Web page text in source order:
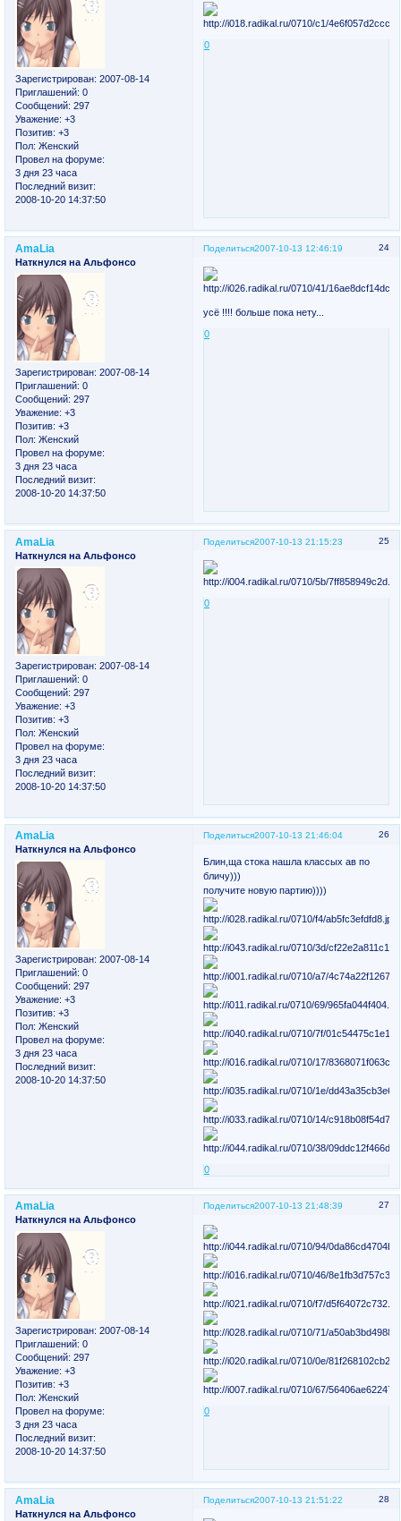
Зарегистрирован: 2007-08-14
Приглашений: 0
Сообщений: 297
Уважение: +3
Позитив: +3
Пол: Женский
Провел на форуме:
3 дня 23 часа
Последний визит:
2008-10-20 14:37:50
0
Поделиться 24
2007-10-13 12:46:19
AmaLia
Наткнулся на Альфонсо
Зарегистрирован: 2007-08-14
Приглашений: 0
Сообщений: 297
Уважение: +3
Позитив: +3
Пол: Женский
Провел на форуме:
3 дня 23 часа
Последний визит:
2008-10-20 14:37:50
усё !!!! больше пока нету...
0
Поделиться 25
2007-10-13 21:15:23
AmaLia
Наткнулся на Альфонсо
Зарегистрирован: 2007-08-14
Приглашений: 0
Сообщений: 297
Уважение: +3
Позитив: +3
Пол: Женский
Провел на форуме:
3 дня 23 часа
Последний визит:
2008-10-20 14:37:50
0
Поделиться 26
2007-10-13 21:46:04
AmaLia
Наткнулся на Альфонсо
Зарегистрирован: 2007-08-14
Приглашений: 0
Сообщений: 297
Уважение: +3
Позитив: +3
Пол: Женский
Провел на форуме:
3 дня 23 часа
Последний визит:
2008-10-20 14:37:50
Блин,ща стока нашла классых ав по
бличу)))
получите новую партию))))
0
Поделиться 27
2007-10-13 21:48:39
AmaLia
Наткнулся на Альфонсо
Зарегистрирован: 2007-08-14
Приглашений: 0
Сообщений: 297
Уважение: +3
Позитив: +3
Пол: Женский
Провел на форуме:
3 дня 23 часа
Последний визит:
2008-10-20 14:37:50
0
Поделиться 28
2007-10-13 21:51:22
AmaLia
Наткнулся на Альфонсо